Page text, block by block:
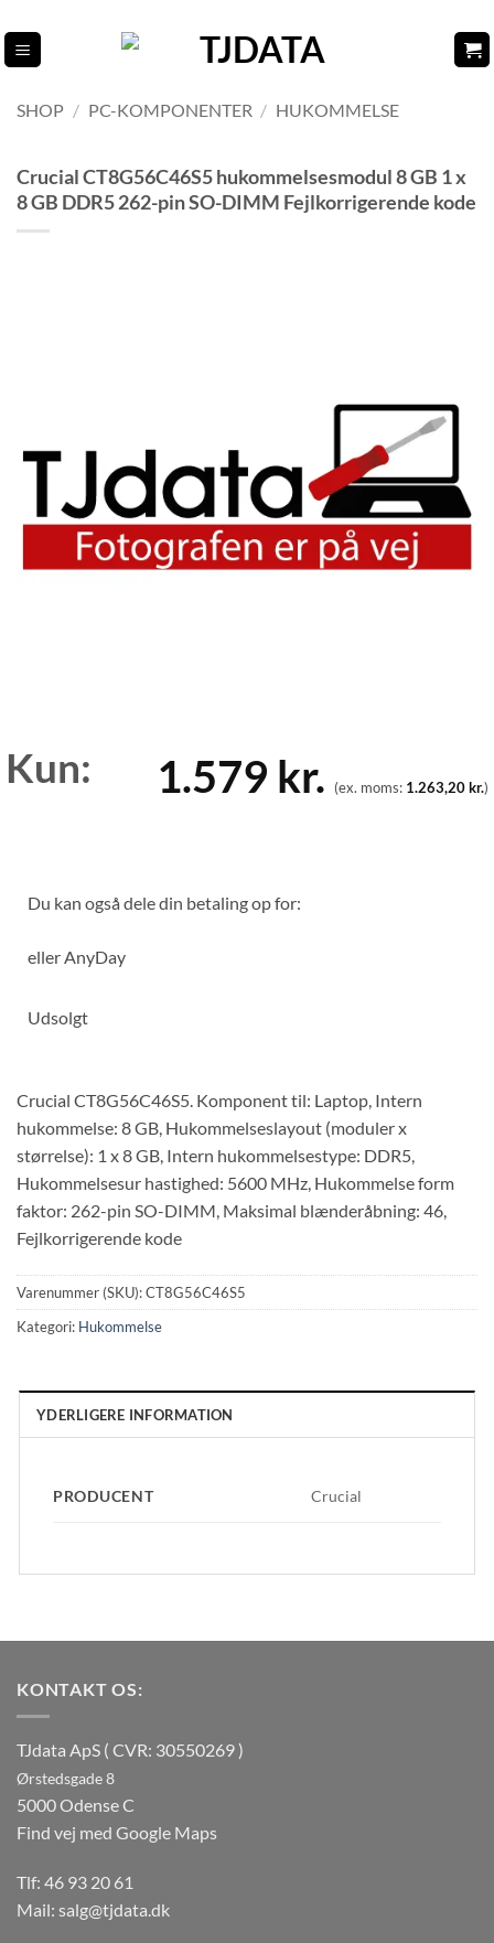
til
indhold
SHOP / PC-KOMPONENTER / HUKOMMELSE
Crucial CT8G56C46S5 hukommelsesmodul 8 GB 1 x
8 GB DDR5 262-pin SO-DIMM Fejlkorrigerende kode
Kun: 1.579 kr. (ex. moms: 1.263,20kr.)
Du kan også dele din betaling op for:
eller AnyDay
Udsolgt
Crucial CT8G56C46S5. Komponent til: Laptop, Intern
hukommelse: 8 GB, Hukommelseslayout (moduler x
størrelse): 1 x 8 GB, Intern hukommelsestype: DDR5,
Hukommelsesur hastighed: 5600 MHz, Hukommelse form
faktor: 262-pin SO-DIMM, Maksimal blænderåbning: 46,
Fejlkorrigerende kode
Varenummer (SKU):CT8G56C46S5
Kategori: Hukommelse
YDERLIGERE INFORMATION
PRODUCENT Crucial
KONTAKT OS:
TJdata ApS ( CVR: 30550269 )
Ørstedsgade 8
5000 Odense C
Find vej med Google Maps
Tlf: 46 93 20 61
Mail: salg@tjdata.dk